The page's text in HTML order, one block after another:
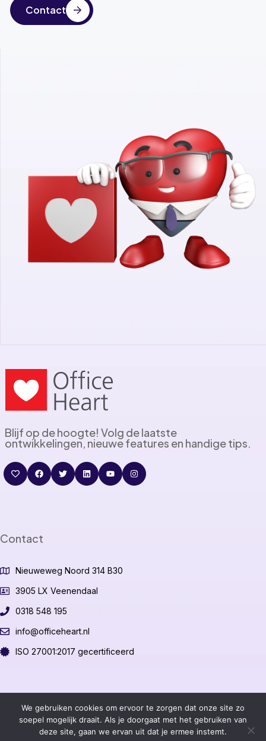
Contact
Blijf op de hoogte! Volg de laatste
ontwikkelingen, nieuwe features en handige tips.
Contact
Nieuweweg Noord 314 B30
3905 LX Veenendaal
0318 548 195
info@officeheart.nl
ISO 27001:2017 gecertificeerd
©2026 OfficeHeart B.V.
Algemene voorwaarden
We gebruiken cookies om ervoor te zorgen dat onze site zo
soepel mogelijk draait. Als je doorgaat met het gebruiken van
deze site, gaan we ervan uit dat je ermee instemt.